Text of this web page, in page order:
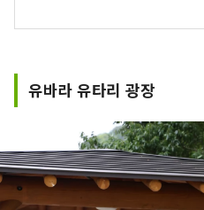
유바라 유타리 광장